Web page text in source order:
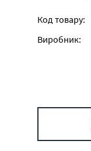
Код товару:
Виробник: